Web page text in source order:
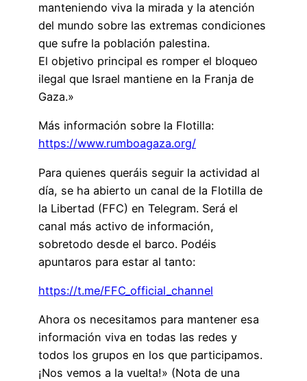
manteniendo viva la mirada y la atención
del mundo sobre las extremas condiciones
que sufre la población palestina.
El objetivo principal es romper el bloqueo
ilegal que Israel mantiene en la Franja de
Gaza.»
Más información sobre la Flotilla:
https://www.rumboagaza.org/
Para quienes queráis seguir la actividad al
día, se ha abierto un canal de la Flotilla de
la Libertad (FFC) en Telegram. Será el
canal más activo de información,
sobretodo desde el barco. Podéis
apuntaros para estar al tanto:
https://t.me/FFC_official_channel
Ahora os necesitamos para mantener esa
información viva en todas las redes y
todos los grupos en los que participamos.
¡Nos vemos a la vuelta!» (Nota de una